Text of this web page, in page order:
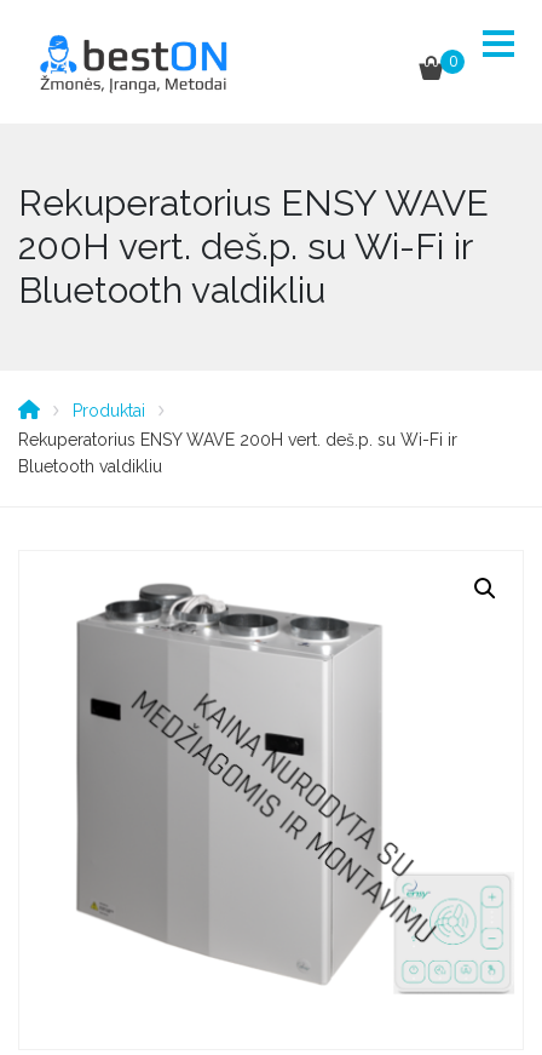
0
Rekuperatorius ENSY WAVE
200H vert. deš.p. su Wi-Fi ir
Bluetooth valdikliu
Produktai
Rekuperatorius ENSY WAVE 200H vert. deš.p. su Wi-Fi ir
Bluetooth valdikliu